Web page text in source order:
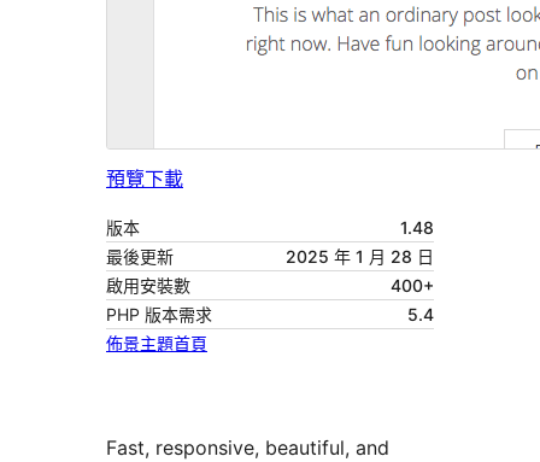
預覽下載
版本
1.48
最後更新
2025 年 1 月 28 日
啟用安裝數
400+
PHP 版本需求
5.4
佈景主題首頁
Fast, responsive, beautiful, and